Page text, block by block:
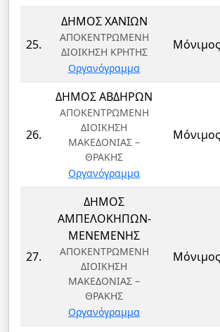
25.
ΔΗΜΟΣ ΧΑΝΙΩΝ
ΑΠΟΚΕΝΤΡΩΜΕΝΗ
ΔΙΟΙΚΗΣΗ ΚΡΗΤΗΣ
Οργανόγραμμα
Μόνιμος
26.
ΔΗΜΟΣ ΑΒΔΗΡΩΝ
ΑΠΟΚΕΝΤΡΩΜΕΝΗ
ΔΙΟΙΚΗΣΗ
ΜΑΚΕΔΟΝΙΑΣ –
ΘΡΑΚΗΣ
Οργανόγραμμα
Μόνιμος
27.
ΔΗΜΟΣ
ΑΜΠΕΛΟΚΗΠΩΝ-
ΜΕΝΕΜΕΝΗΣ
ΑΠΟΚΕΝΤΡΩΜΕΝΗ
ΔΙΟΙΚΗΣΗ
ΜΑΚΕΔΟΝΙΑΣ –
ΘΡΑΚΗΣ
Οργανόγραμμα
Μόνιμος